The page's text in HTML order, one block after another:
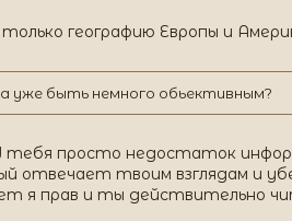
географию Европы и
уже быть немного обьективным?
тебя просто недостаток
отвечает твоим взглядам и
я прав и ты действительно